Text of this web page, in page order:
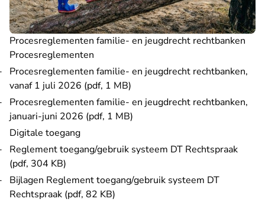
Procesreglementen familie- en jeugdrecht rechtbanken
Procesreglementen
Procesreglementen familie- en jeugdrecht rechtbanken,
vanaf 1 juli 2026 (pdf, 1 MB)
Procesreglementen familie- en jeugdrecht rechtbanken,
januari-juni 2026 (pdf, 1 MB)
Digitale toegang
Reglement toegang/gebruik systeem DT Rechtspraak
(pdf, 304 KB)
Bijlagen Reglement toegang/gebruik systeem DT
Rechtspraak (pdf, 82 KB)